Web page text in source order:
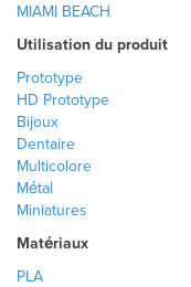
MIAMI BEACH
Utilisation du produit
Prototype
HD Prototype
Bijoux
Dentaire
Multicolore
Métal
Miniatures
Matériaux
PLA